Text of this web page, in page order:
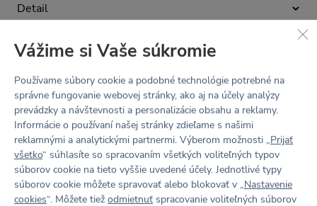
kúskom na šport bez nutného vrstvenia. Všitá podprsenka
v pohodovom tempe.
Navrhnuté a ušité v Česku.
Detail
všitá podprsenka
decentné výstre a boxer na zadnom diele
mierna podpora
Anička meria 169 cm a má na sebe veľkosť S.
Tabuľka veľkostí
Materiál
Materiál BODY: 79% polyamid 21% elastan
elastický všetkými smermi (4-Way Stretch)
odvádza pot a vlhkosť od tela von
Údržba a starostlivosť
Prať na 30 °C. Nebieliť. Nesušiť v bubnovej sušičke.
Nežehliť. Chemicky nečistiť. Nepoužívať aviváž.
Recenzie
Vážime si Vaše súkromie
Používame súbory cookie a podobné technológie potrebné na
správne fungovanie webovej stránky, ako aj na účely analýzy
prevádzky a návštevnosti a personalizácie obsahu a reklamy.
Informácie o používaní našej stránky zdieľame s našimi
reklamnými a analytickými partnermi. Výberom možnosti „Prijať
všetko“ súhlasíte so spracovaním všetkých voliteľných typov
súborov cookie na tieto vyššie uvedené účely. Jednotlivé typy
súborov cookie môžete spravovať alebo blokovať v „Nastavenie
cookies“. Môžete tiež odmietnuť spracovanie voliteľných súborov